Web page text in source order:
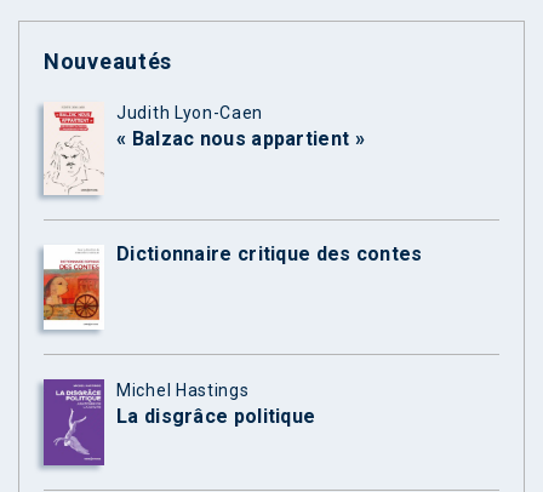
Nouveautés
Judith Lyon-Caen
« Balzac nous appartient »
Dictionnaire critique des contes
Michel Hastings
La disgrâce politique